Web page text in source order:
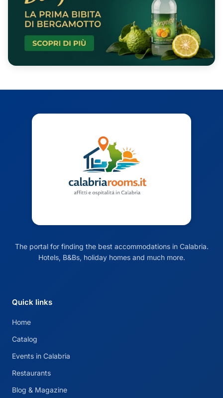
The portal for finding the best accommodations in Calabria.
Hotels, B&Bs, holiday homes and much more.
Quick links
Home
Catalog
Events in Calabria
Restaurants
Blog & Magazine